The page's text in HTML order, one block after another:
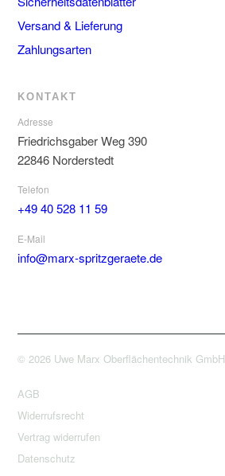
Versand & Lieferung
Zahlungsarten
KONTAKT
Adresse
Friedrichsgaber Weg 390
22846 Norderstedt
Telefon
+49 40 528 11 59
E-Mail
info@marx-spritzgeraete.de
© 2026 Uwe Marx Oberflächentechnik GmbH
AGB
Widerrufsrecht
Vertrag widerrufen
Datenschutz